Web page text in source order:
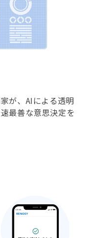
が、AIによる透明
最善な意思決定を